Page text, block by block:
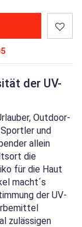
der UV-
Outdoor-
und
allein
die
für die Haut
macht´s
der UV-
zulässigen